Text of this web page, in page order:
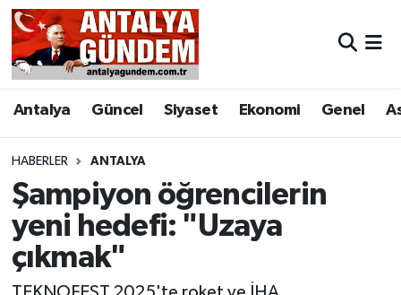
Antalya Güncel Siyaset Ekonomi Genel
HABERLER ANTALYA
Şampiyon öğrencilerin
yeni hedefi: "Uzaya
çıkmak"
Antalya
Asayiş
Bilim & Teknoloji
Bölge
EĞİTİM
Antalya Nöbetçi Eczaneler
Antalya Hava Durumu
Antalya Namaz Vakitleri
Antalya Trafik Yoğunluk Haritası
Süper Lig Puan Durumu ve Fikstür